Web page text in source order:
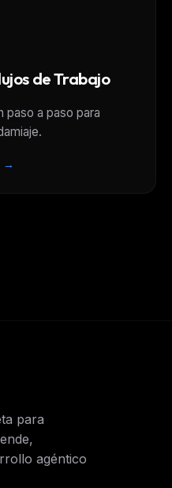
de Trabajo
paso a paso para
→
para
agéntico